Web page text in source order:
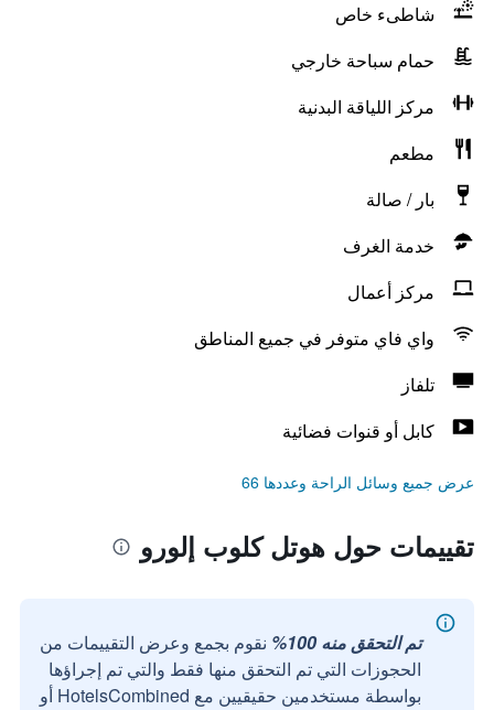
شاطىء خاص
حمام سباحة خارجي
مركز اللياقة البدنية
مطعم
بار / صالة
خدمة الغرف
مركز أعمال
واي فاي متوفر في جميع المناطق
تلفاز
كابل أو قنوات فضائية
عرض جميع وسائل الراحة وعددها 66
تقييمات حول هوتل كلوب إلورو
تم التحقق منه 100%
نقوم بجمع وعرض التقييمات من
الحجوزات التي تم التحقق منها فقط والتي تم إجراؤها
بواسطة مستخدمين حقيقيين مع HotelsCombined أو